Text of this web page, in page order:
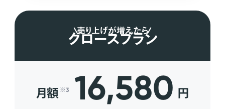
売り上げが増えたら
グロースプラン
月額 ※3 16,580 円